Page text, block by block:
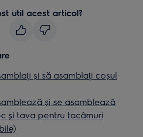
util acest articol?
și să asamblați coșul
și se asamblează
și tava pentru tacâmuri